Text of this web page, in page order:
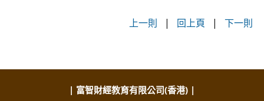
上一則 | 回上頁 |下一則
| 富智財經教育有限公司(香港) |